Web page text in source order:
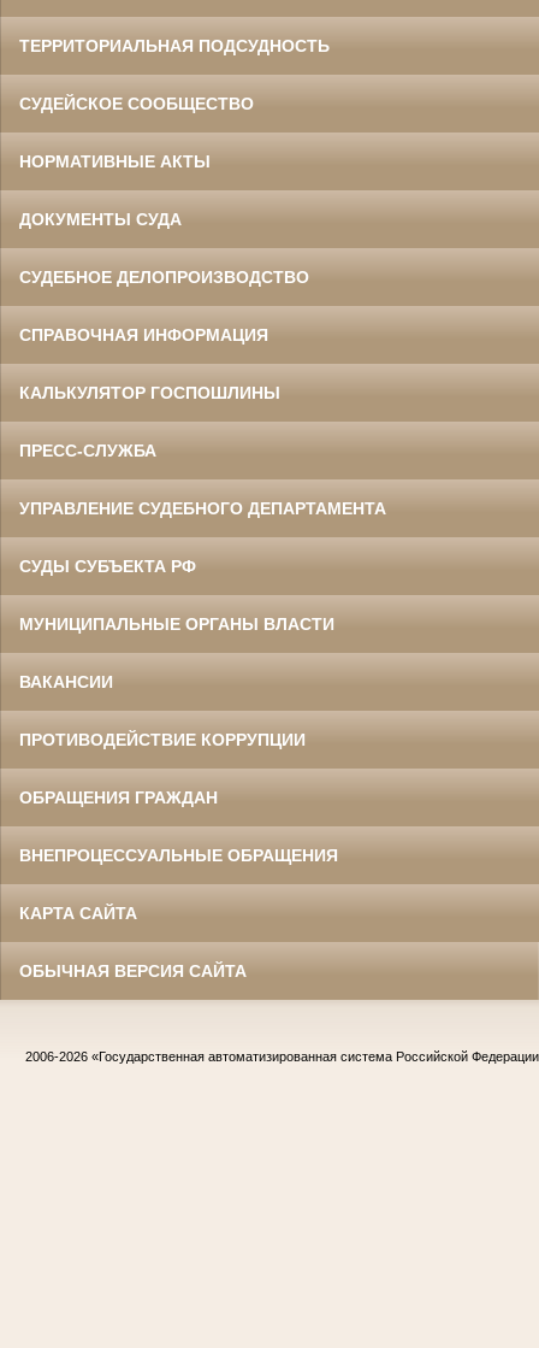
ТЕРРИТОРИАЛЬНАЯ ПОДСУДНОСТЬ
СУДЕЙСКОЕ СООБЩЕСТВО
НОРМАТИВНЫЕ АКТЫ
ДОКУМЕНТЫ СУДА
СУДЕБНОЕ ДЕЛОПРОИЗВОДСТВО
СПРАВОЧНАЯ ИНФОРМАЦИЯ
КАЛЬКУЛЯТОР ГОСПОШЛИНЫ
ПРЕСС-СЛУЖБА
УПРАВЛЕНИЕ СУДЕБНОГО ДЕПАРТАМЕНТА
СУДЫ СУБЪЕКТА РФ
МУНИЦИПАЛЬНЫЕ ОРГАНЫ ВЛАСТИ
ВАКАНСИИ
ПРОТИВОДЕЙСТВИЕ КОРРУПЦИИ
ОБРАЩЕНИЯ ГРАЖДАН
ВНЕПРОЦЕССУАЛЬНЫЕ ОБРАЩЕНИЯ
КАРТА САЙТА
ОБЫЧНАЯ ВЕРСИЯ САЙТА
2006-2026 «Государственная автоматизированная система Российской